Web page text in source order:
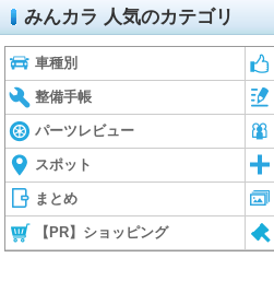
みんカラ 人気のカテゴリ
車種別
整備手帳
パーツレビュー
スポット
まとめ
【PR】ショッピング